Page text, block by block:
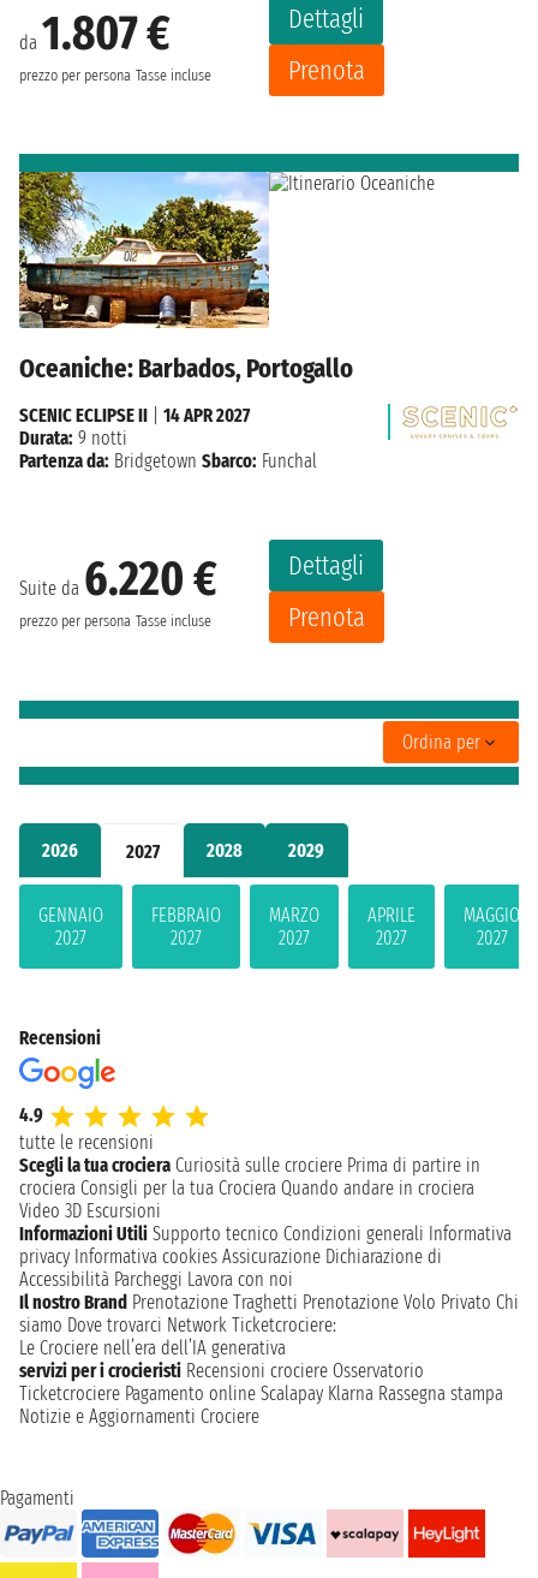
2026 2027 2028 2029
GENNAIO
2027
FEBBRAIO
2027
MARZO
2027
APRILE
2027
MAGGIO
2027
da 1.807 €
prezzo per persona Tasse incluse
Dettagli
Prenota
Oceaniche: Barbados, Portogallo
Suite da 6.220 €
prezzo per persona Tasse incluse
Dettagli
Prenota
SCENIC ECLIPSE II
14 APR 2027
Durata: 9 notti
Partenza da: Bridgetown Sbarco: Funchal
Ordina per
Recensioni
4.9
tutte le recensioni
Scegli la tua crociera Curiosità sulle crociere Prima di partire in
crociera Consigli per la tua Crociera Quando andare in crociera
Video 3D Escursioni
Informazioni Utili Supporto tecnico Condizioni generali Informativa
privacy Informativa cookies Assicurazione Dichiarazione di
Accessibilità Parcheggi Lavora con noi
Il nostro Brand Prenotazione Traghetti Prenotazione Volo Privato Chi
siamo Dove trovarci Network Ticketcrociere:
Le Crociere nell’era dell’IA generativa
servizi per i crocieristi Recensioni crociere Osservatorio
Ticketcrociere Pagamento online Scalapay Klarna Rassegna stampa
Notizie e Aggiornamenti Crociere
Pagamenti